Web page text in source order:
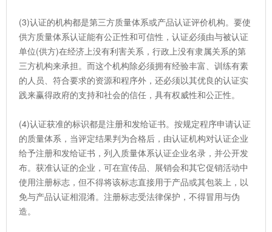
(3)认证的机构都是第三方质量体系或产品认证评价机构。要使
供方质量体系认证能有公正性和可信性，认证必须由与被认证
单位(供方)在经济上没有利害关系，行政上没有隶属关系的第
三方机构来承担。而这个机构除必须拥有经验丰富、训练有素
的人员、符合要求的资源和程序外，还必须以其优良的认证实
践来赢得政府的支持和社会的信任，具有权威性和公正性。
(4)认证获准的标识都是注册和发给证书。按规定程序申请认证
的质量体系，当评定结果判为合格后，由认证机构对认证企业
给予注册和发给证书，列入质量体系认证企业名录，并公开发
布。获准认证的企业，可在宣传品、展销会和其它促销活动中
使用注册标志，但不得将该标志直接用于产品或其包装上，以
免与产品认证相混淆。注册标志受法律保护，不得冒用与伪
造。